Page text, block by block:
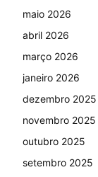
maio 2026
abril 2026
março 2026
janeiro 2026
dezembro 2025
novembro 2025
outubro 2025
setembro 2025